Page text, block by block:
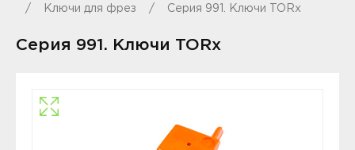
Ключи для фрез
Серия 991. Ключи TORx
Серия 991. Ключи TORx